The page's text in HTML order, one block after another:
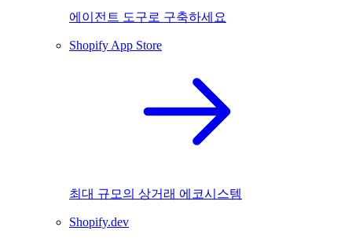
에이전트 도구로 구축하세요
Shopify App Store
최대 규모의 상거래 에코시스템
Shopify.dev